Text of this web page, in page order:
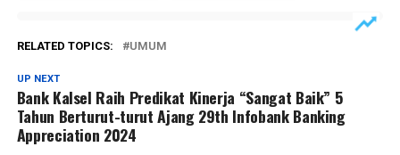
RELATED TOPICS: UMUM
UP NEXT
Bank Kalsel Raih Predikat Kinerja “Sangat Baik” 5
Tahun Berturut-turut Ajang 29th Infobank Banking
Appreciation 2024